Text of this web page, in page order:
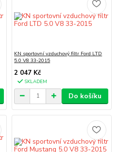
KN sportovní vzduchový filtr Ford LTD
5.0 V8 33-2015
2 047 Kč
SKLADEM
Do košíku